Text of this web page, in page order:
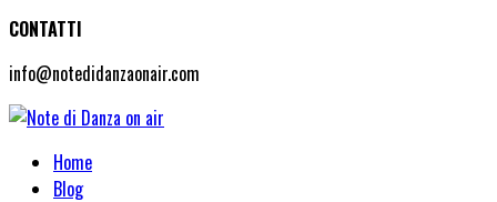
CONTATTI
info@notedidanzaonair.com
Home
Blog